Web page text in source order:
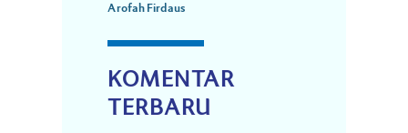
Arofah Firdaus
KOMENTAR
TERBARU